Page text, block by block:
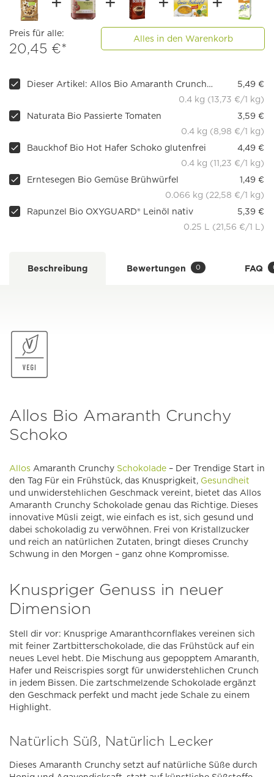
Preis für alle:
20,45 €*
Alles in den Warenkorb
Dieser Artikel: Allos Bio Amaranth Crunchy Schoko
5,49 €
0.4 kg (13,73 €/1 kg)
Naturata Bio Passierte Tomaten
3,59 €
0.4 kg (8,98 €/1 kg)
Bauckhof Bio Hot Hafer Schoko glutenfrei
4,49 €
0.4 kg (11,23 €/1 kg)
Erntesegen Bio Gemüse Brühwürfel
1,49 €
0.066 kg (22,58 €/1 kg)
Rapunzel Bio OXYGUARD® Leinöl nativ
5,39 €
0.25 L (21,56 €/1 L)
Beschreibung Bewertungen 0 FAQ
Allos Bio Amaranth Crunchy
Schoko
Allos Amaranth Crunchy Schokolade – Der Trendige Start in
den Tag Für ein Frühstück, das Knusprigkeit, Gesundheit
und unwiderstehlichen Geschmack vereint, bietet das Allos
Amaranth Crunchy Schokolade genau das Richtige. Dieses
innovative Müsli zeigt, wie einfach es ist, sich gesund und
dabei schokoladig zu verwöhnen. Frei von Kristallzucker
und reich an natürlichen Zutaten, bringt dieses Crunchy
Schwung in den Morgen – ganz ohne Kompromisse.
Knuspriger Genuss in neuer
Dimension
Stell dir vor: Knusprige Amaranthcornflakes vereinen sich
mit feiner Zartbitterschokolade, die das Frühstück auf ein
neues Level hebt. Die Mischung aus gepopptem Amaranth,
Hafer und Reiscrispies sorgt für unwiderstehlichen Crunch
in jedem Bissen. Die zartschmelzende Schokolade ergänzt
den Geschmack perfekt und macht jede Schale zu einem
Highlight.
Natürlich Süß, Natürlich Lecker
Dieses Amaranth Crunchy setzt auf natürliche Süße durch